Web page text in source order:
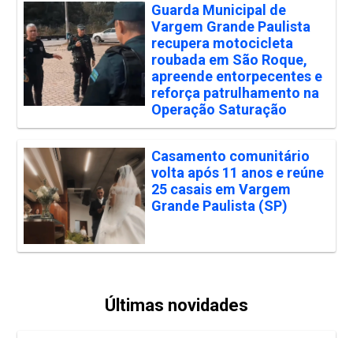
Guarda Municipal de
Vargem Grande Paulista
recupera motocicleta
roubada em São Roque,
apreende entorpecentes e
reforça patrulhamento na
Operação Saturação
Casamento comunitário
volta após 11 anos e reúne
25 casais em Vargem
Grande Paulista (SP)
Últimas novidades